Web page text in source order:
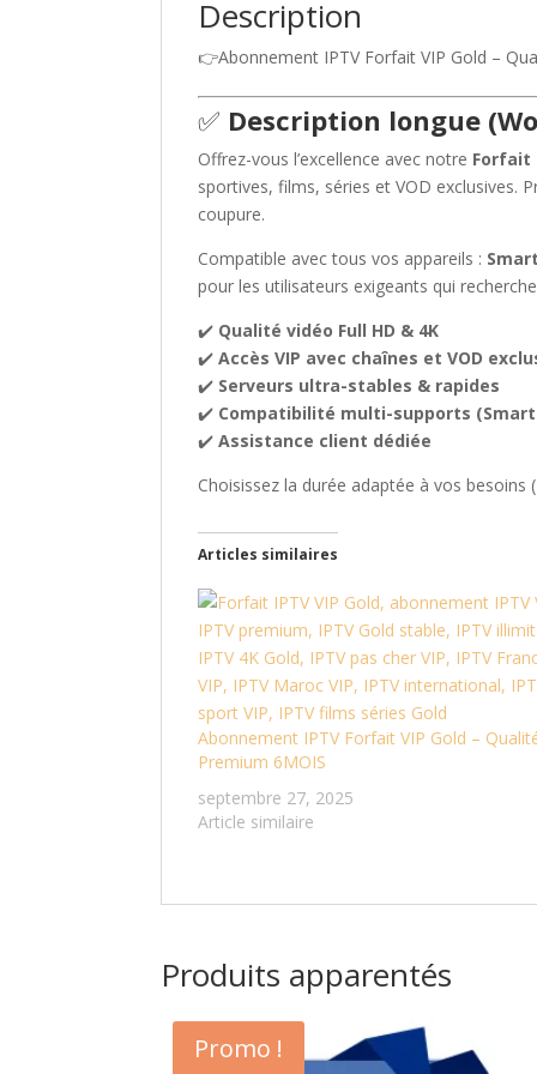
Description
👉Abonnement IPTV Forfait VIP Gold –
✅ Description longue
Offrez-vous l’excellence avec notre Forfait
sportives, films, séries et VOD exclusives.
coupure.
Compatible avec tous vos appareils :
pour les utilisateurs exigeants qui
✔️ Qualité vidéo Full HD & 4K
✔️Accès VIP avec chaînes et VOD
✔️ Serveurs ultra-stables & rapides
✔️ Compatibilité multi-supports (Smart
✔️Assistance client dédiée
Choisissez la durée adaptée à vos
Articles similaires
Abonnement IPTV Forfait VIP Gold –
Premium 6MOIS
septembre 27, 2025
Article similaire
Produits apparentés
Promo !